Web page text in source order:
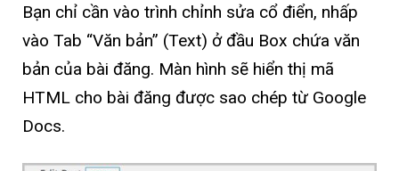
Bạn chỉ cần vào trình chỉnh sửa cổ điển, nhấp
vào Tab “Văn bản” (Text) ở đầu Box chứa văn
bản của bài đăng. Màn hình sẽ hiển thị mã
HTML cho bài đăng được sao chép từ Google
Docs.